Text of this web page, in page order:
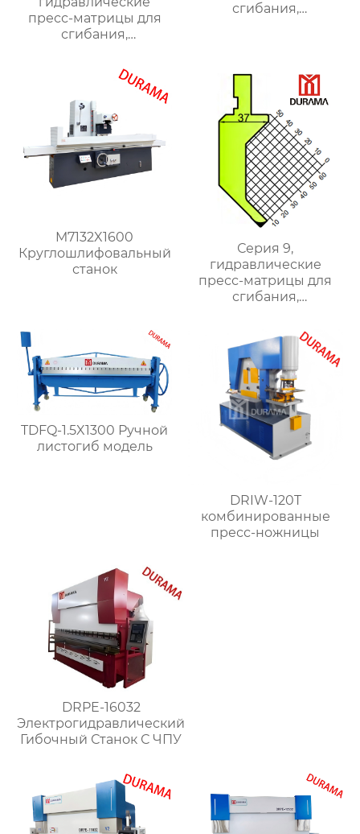
пресс-матрицы для
сгибания,
формы для сгибания
листового металла
сгибания,
M7132X1600
Круглошлифовальный
станок
Серия 9,
гидравлические
пресс-матрицы для
сгибания,
формы для сгибания
листового металла
TDFQ-1.5X1300 Ручной
листогиб модель
DRIW-120T
комбинированные
пресс-ножницы
DRPE-16032
Электрогидравлический
Гибочный Станок С ЧПУ